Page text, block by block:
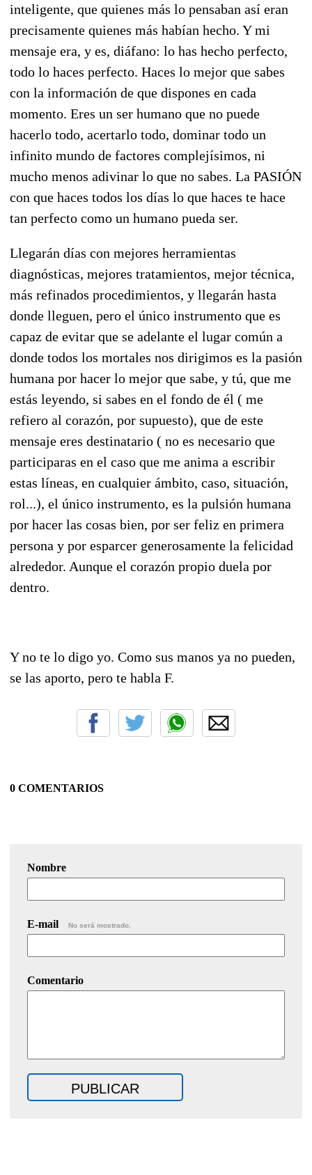
inteligente, que quienes más lo pensaban así eran
precisamente quienes más habían hecho. Y mi
mensaje era, y es, diáfano: lo has hecho perfecto,
todo lo haces perfecto. Haces lo mejor que sabes
con la información de que dispones en cada
momento. Eres un ser humano que no puede
hacerlo todo, acertarlo todo, dominar todo un
infinito mundo de factores complejísimos, ni
mucho menos adivinar lo que no sabes. La PASIÓN
con que haces todos los días lo que haces te hace
tan perfecto como un humano pueda ser.
Llegarán días con mejores herramientas
diagnósticas, mejores tratamientos, mejor técnica,
más refinados procedimientos, y llegarán hasta
donde lleguen, pero el único instrumento que es
capaz de evitar que se adelante el lugar común a
donde todos los mortales nos dirigimos es la pasión
humana por hacer lo mejor que sabe, y tú, que me
estás leyendo, si sabes en el fondo de él ( me
refiero al corazón, por supuesto), que de este
mensaje eres destinatario ( no es necesario que
participaras en el caso que me anima a escribir
estas líneas, en cualquier ámbito, caso, situación,
rol...), el único instrumento, es la pulsión humana
por hacer las cosas bien, por ser feliz en primera
persona y por esparcer generosamente la felicidad
alrededor. Aunque el corazón propio duela por
dentro.
Y no te lo digo yo. Como sus manos ya no pueden,
se las aporto, pero te habla F.
0 COMENTARIOS
Nombre
E-mail No será mostrado.
Comentario